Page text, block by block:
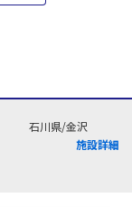
石川県/金沢
施設詳細